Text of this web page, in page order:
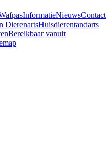
InformatieNieuwsContact
DierenartsHuisdierentandarts
Bereikbaar vanuit